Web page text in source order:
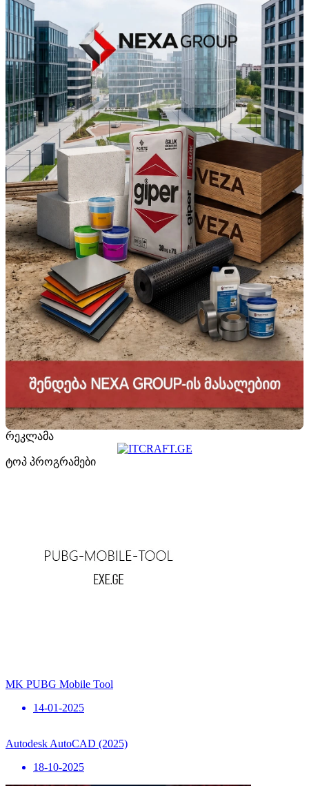
რეკლამა
ტოპ პროგრამები
MK PUBG Mobile Tool
14-01-2025
Autodesk AutoCAD (2025)
18-10-2025